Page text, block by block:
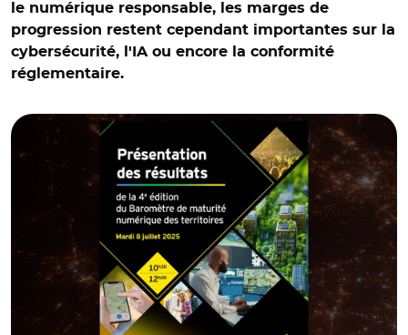
le numérique responsable, les marges de
progression restent cependant importantes sur la
cybersécurité, l'IA ou encore la conformité
réglementaire.
© Baromètre de maturité numérique des territoires et